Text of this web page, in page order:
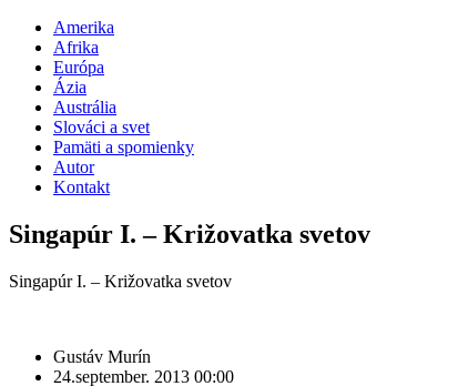
Amerika
Afrika
Európa
Ázia
Austrália
Slováci a svet
Pamäti a spomienky
Autor
Kontakt
Singapúr I. – Križovatka svetov
Singapúr I. – Križovatka svetov
Gustáv Murín
24.september. 2013 00:00